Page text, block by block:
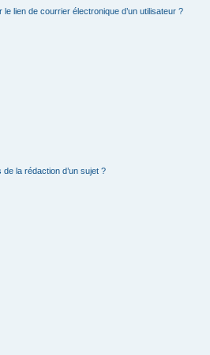
lien de courrier électronique d’un utilisateur ?
la rédaction d’un sujet ?